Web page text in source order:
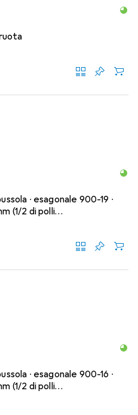
∙ esagonale 900-19 ∙
(1/2 di polli…
∙ esagonale 900-16 ∙
(1/2 di polli…